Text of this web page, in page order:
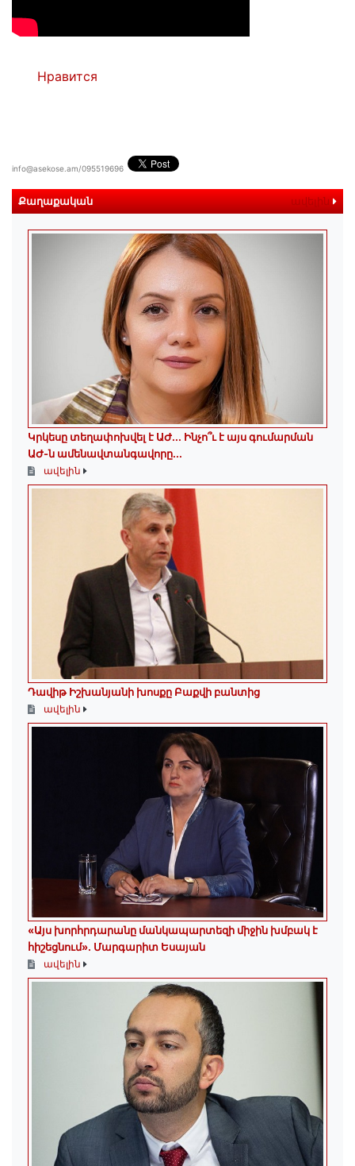
Нравится
info@asekose.am/095519696
Քաղաքական ավելին
Կրկեսը տեղափոխվել է ԱԺ... Ինչո՞ւ է այս գումարման
ԱԺ-ն ամենավտանգավորը...
ավելին
Դավիթ Իշխանյանի խոսքը Բաքվի բանտից
ավելին
«Այս խորհրդարանը մանկապարտեզի միջին խմբակ է
հիշեցնում»․ Մարգարիտ Եսայան
ավելին